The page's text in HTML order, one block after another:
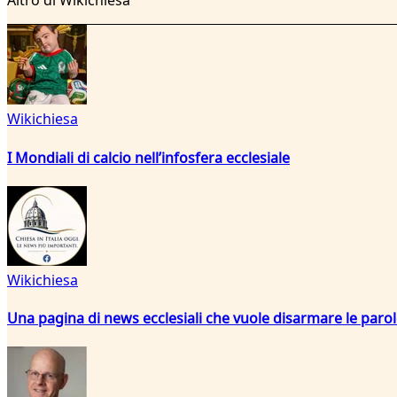
Wikichiesa
I Mondiali di calcio nell’infosfera ecclesiale
Wikichiesa
Una pagina di news ecclesiali che vuole disarmare le